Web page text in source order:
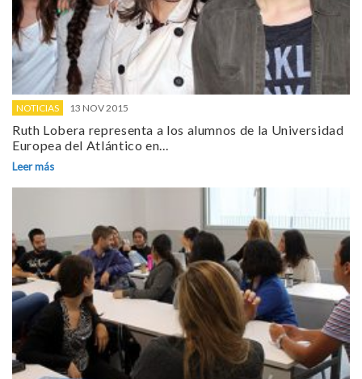
NOTICIAS 13 NOV 2015
Ruth Lobera representa a los alumnos de la Universidad
Europea del Atlántico en...
Leer más